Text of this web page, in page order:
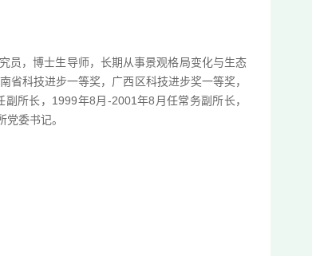
员，博士生导师，长期从事景观格局变化与生态
省科技进步一等奖，广西区科技进步奖一等奖，
所长，1999年8月-2001年8月任常务副所长，
委书记。